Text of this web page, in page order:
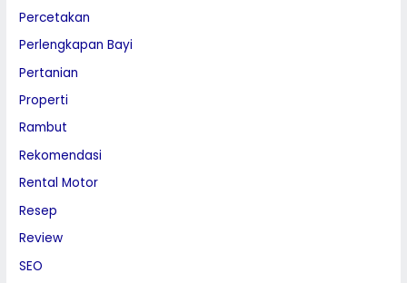
Percetakan
Perlengkapan Bayi
Pertanian
Properti
Rambut
Rekomendasi
Rental Motor
Resep
Review
SEO